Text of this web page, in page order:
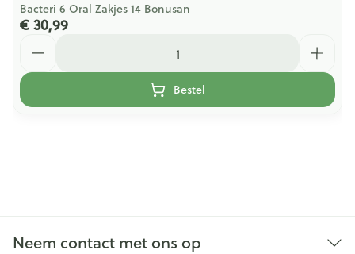
Bacteri 6 Oral Zakjes 14 Bonusan
€ 30,99
Bestel
Neem contact met ons op